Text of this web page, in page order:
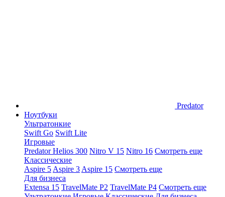
Predator
Ноутбуки
Ультратонкие
Swift Go Swift Lite
Игровые
Predator Helios 300 Nitro V 15 Nitro 16 Смотреть еще
Классические
Aspire 5 Aspire 3 Aspire 15 Смотреть еще
Для бизнеса
Extensa 15 TravelMate P2 TravelMate P4 Смотреть еще